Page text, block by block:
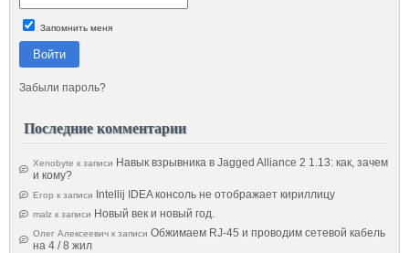
Запомнить меня
Войти
Забыли пароль?
Последние комментарии
Xenobyte к записи Навык взрывника в Jagged Alliance 2 1.13: как, зачем
и кому?
Егор к записи Intellij IDEA консоль не отображает кириллицу
malz к записи Новый век и новый год.
Олег Алексеевич к записи Обжимаем RJ-45 и проводим сетевой кабель
на 4 / 8 жил